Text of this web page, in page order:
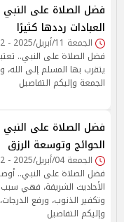
فضل الصلاة على
العبادات رددها كثيرًا
الجمعة 11/أبريل/2025 - 03:32 م
فضل الصلاة على النبي..
يتقرب بها المسلم إلى الله،
الجمعة وإليكم التفاصيل
فضل الصلاة على
الحوائج وتوسعة الرزق
الجمعة 04/أبريل/2025 - 01:52 م
فضل الصلاة على النبي..
الأحاديث الشريفة، فهي سبب
وتكفير الذنوب، ورفع
وإليكم التفاصيل